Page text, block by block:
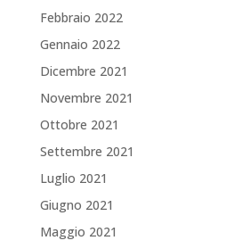
Febbraio 2022
Gennaio 2022
Dicembre 2021
Novembre 2021
Ottobre 2021
Settembre 2021
Luglio 2021
Giugno 2021
Maggio 2021